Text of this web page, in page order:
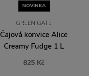
NOVINKA
GREEN GATE
Čajová konvice Alice
Creamy Fudge 1 L
825 Kč